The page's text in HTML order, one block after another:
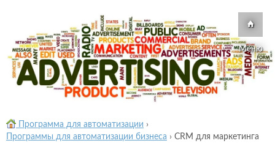
Меню
Программа для автоматизации ›
Программы для автоматизации бизнеса › CRM для маркетинга